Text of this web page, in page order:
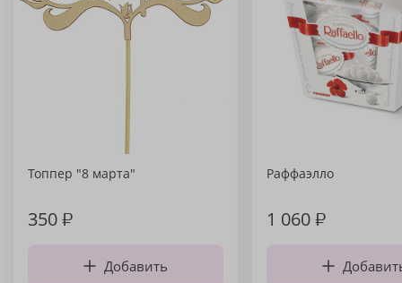
Топпер "8 марта"
350₽
Добавить
Раффаэлло
1 060₽